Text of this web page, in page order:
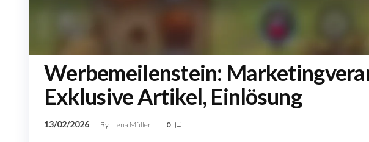
Werbemeilenstein:
Exklusive Artikel, Einlösung
13/02/2026 By Lena Müller 0